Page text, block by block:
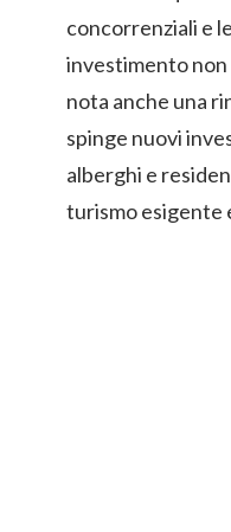
concorrenziali e
investimento non
nota anche una
spinge nuovi
alberghi e
turismo esigente